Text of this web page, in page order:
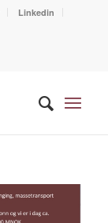
Linkedin